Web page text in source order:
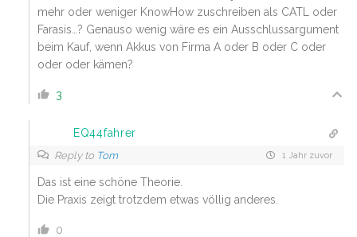
mehr oder weniger KnowHow zuschreiben als CATL oder
Farasis…? Genauso wenig wäre es ein Ausschlussargument
beim Kauf, wenn Akkus von Firma A oder B oder C oder
oder oder kämen?
3
EQ44fahrer
Reply to Tom 1 Jahr zuvor
Das ist eine schöne Theorie.
Die Praxis zeigt trotzdem etwas völlig anderes.
0